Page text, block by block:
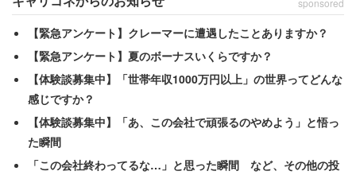
2位は、「三代目 J SOUL BROTHERS from EXILE
TRIBE」で122万8238人。2017年の年間ライブ動員ラン
キングで1位を獲得したとき以来となる2年ぶりのドームツ
アーで、100万人を超えた。2020年の今年はデビュー10周
年ツアーが開催される。次回も上位に入ることが予想され
る。
【緊急アンケート】クレーマーに遭遇したことありますか？
【緊急アンケート】夏のボーナスいくらですか？
【体験談募集中】「世帯年収1000万円以上」の世界ってどんな
感じですか？
【体験談募集中】「あ、この会社で頑張るのやめよう」と悟っ
た瞬間
「この会社終わってるな…」と思った瞬間 など、その他の投